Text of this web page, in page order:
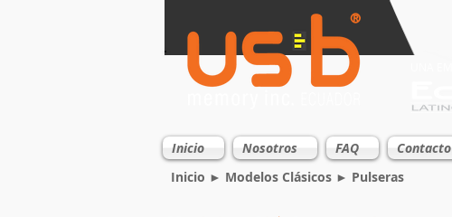
Inicio Nosotros FAQ Contacto
Inicio ► Modelos Clásicos ► Pulseras